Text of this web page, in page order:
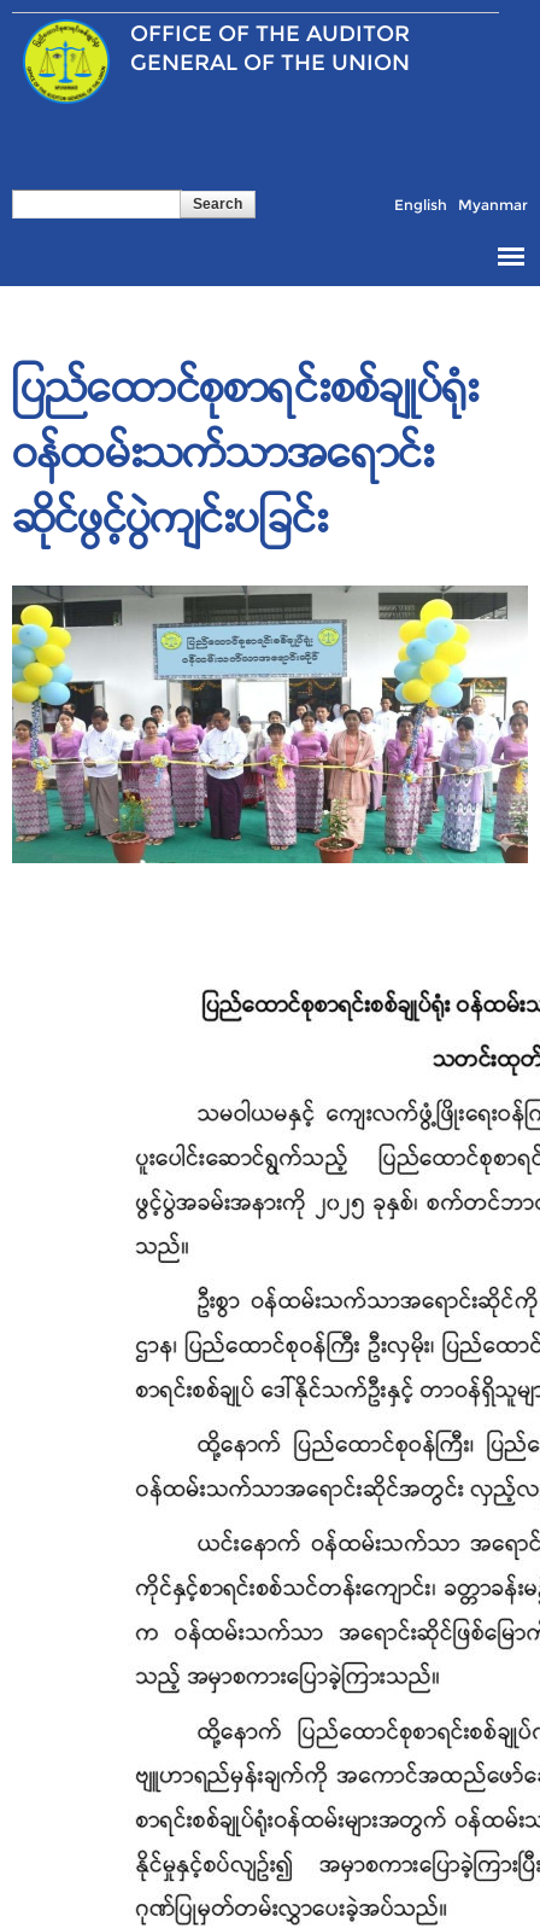
Skip to
main
content
OFFICE OF THE AUDITOR
GENERAL OF THE UNION
Search form English Myanmar
ပြည်ထောင်စုစာရင်းစစ်ချုပ်ရုံး
ဝန်ထမ်းသက်သာအရောင်း
ဆိုင်ဖွင့်ပွဲကျင်းပခြင်း